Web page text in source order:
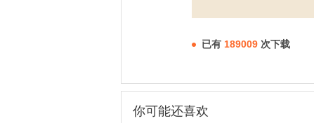
已有 189009 次下载
你可能还喜欢